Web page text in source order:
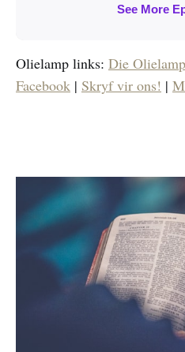
Olielamp links: Die
Facebook | Skryf vir ons! |